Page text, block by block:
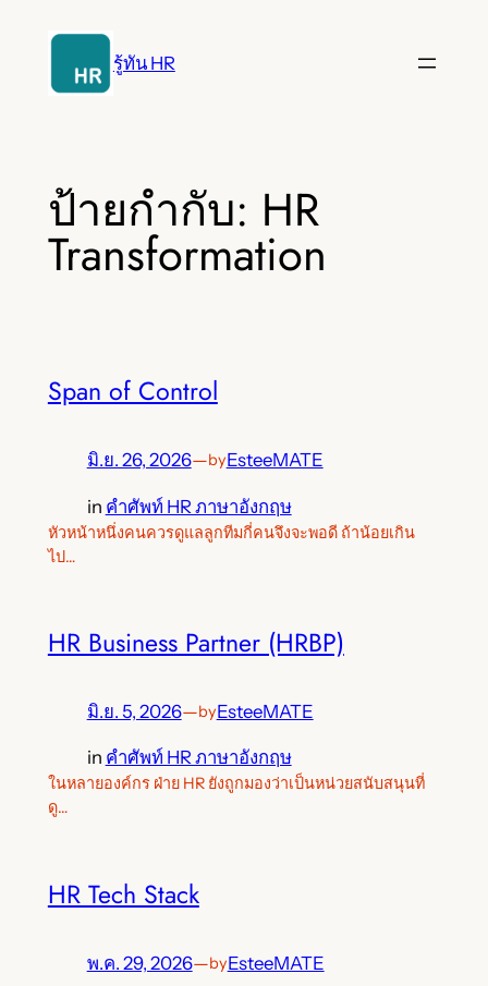
รู้ทัน HR
ป้ายกำกับ: HR
Transformation
Span of Control
มิ.ย. 26, 2026—byEsteeMATE
in คำศัพท์ HR ภาษาอังกฤษ
หัวหน้าหนึ่งคนควรดูแลลูกทีมกี่คนจึงจะพอดี ถ้าน้อยเกิน
ไป…
HR Business Partner (HRBP)
มิ.ย. 5, 2026—byEsteeMATE
in คำศัพท์ HR ภาษาอังกฤษ
ในหลายองค์กร ฝ่าย HR ยังถูกมองว่าเป็นหน่วยสนับสนุนที่
ดู…
HR Tech Stack
พ.ค. 29, 2026—byEsteeMATE